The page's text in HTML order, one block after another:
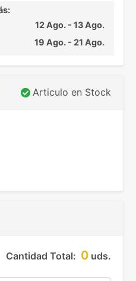
12 Ago. - 13 Ago.
19 Ago. - 21 Ago.
Articulo en Stock
Cantidad Total: 0 uds.